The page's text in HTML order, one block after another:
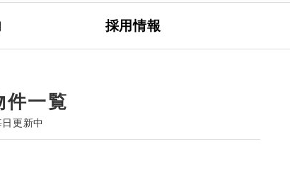
ド
採用情報
件一覧
更新中